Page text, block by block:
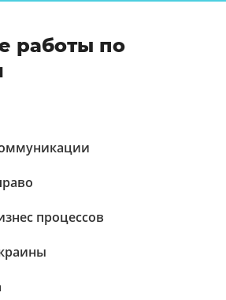
работы по
процессов